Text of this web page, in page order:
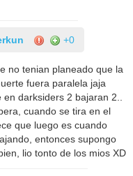
+0
no tenian planeado que la
fuera paralela jaja
darksiders 2 bajaran 2..
cuando se tira en el
que luego es cuando
entonces supongo
lio tonto de los mios XD